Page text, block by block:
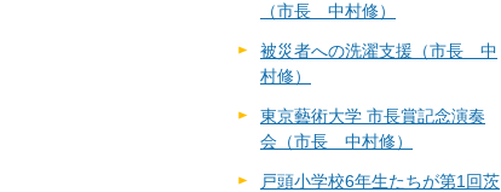
（市長 中村修）
被災者への洗濯支援（市長 中
村修）
東京藝術大学 市長賞記念演奏
会（市長 中村修）
戸頭小学校6年生たちが第1回茨